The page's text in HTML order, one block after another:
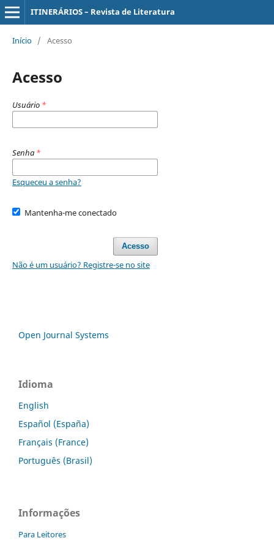
ITINERÁRIOS – Revista de Literatura
Início / Acesso
Acesso
Usuário *
Senha *
Esqueceu a senha?
Mantenha-me conectado
Acesso
Não é um usuário? Registre-se no site
Open Journal Systems
Idioma
English
Español (España)
Français (France)
Português (Brasil)
Informações
Para Leitores